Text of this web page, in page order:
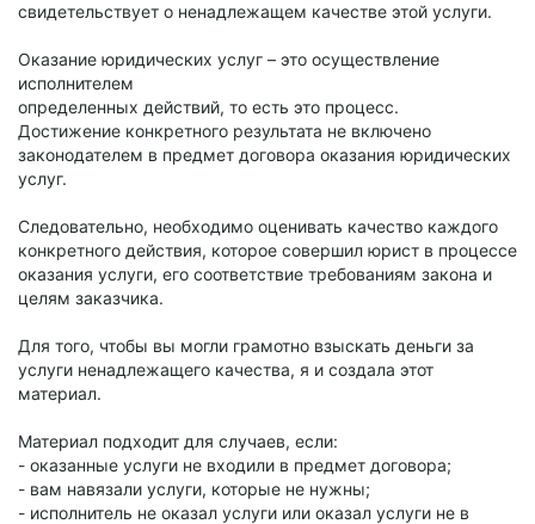
свидетельствует о ненадлежащем качестве этой услуги.
Оказание юридических услуг – это осуществление
исполнителем
определенных действий, то есть это процесс.
Достижение конкретного результата не включено
законодателем в предмет договора оказания юридических
услуг.
Следовательно, необходимо оценивать качество каждого
конкретного действия, которое совершил юрист в процессе
оказания услуги, его соответствие требованиям закона и
целям заказчика.
Для того, чтобы вы могли грамотно взыскать деньги за
услуги ненадлежащего качества, я и создала этот
материал.
Материал подходит для случаев, если:
- оказанные услуги не входили в предмет договора;
- вам навязали услуги, которые не нужны;
- исполнитель не оказал услуги или оказал услуги не в